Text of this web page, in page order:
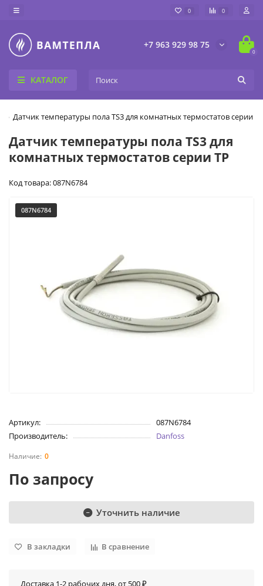
0 0
+7 963 929 98 75
0
КАТАЛОГ
Датчик температуры пола TS3 для комнатных термостатов серии TP
Датчик температуры пола TS3 для
комнатных термостатов серии TP
Код товара: 087N6784
087N6784
Артикул:
087N6784
Производитель:
Danfoss
0
По запросу
Уточнить наличие
В закладки В сравнение